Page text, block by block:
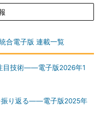
合電子版 連載一覧
目技術――電子版2026年1
振り返る――電子版2025年